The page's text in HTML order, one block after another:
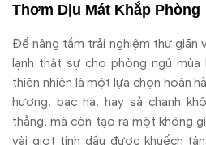
Thơm Dịu Mát Khắp Phòng
Để nâng tầm trải nghiệm thư giãn
lạnh thật sự cho phòng ngủ
thiên nhiên là một lựa chọn hoàn
hương, bạc hà, hay sả chanh
thẳng, mà còn tạo ra một không
vài giọt tinh dầu được khuếch